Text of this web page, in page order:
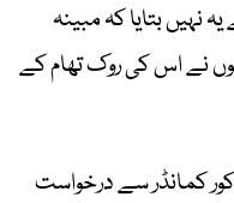
نہیں بتایا کہ مبینہ
نے اس کی روک تھام کے
کور کمانڈر سے درخواست